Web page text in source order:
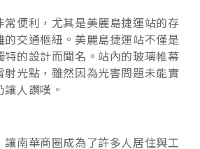
常便利，尤其是美麗島捷運站的存
交通樞紐。美麗島捷運站不僅是
特的設計而聞名。站內的玻璃帷幕
射光點，雖然因為光害問題未能實
人讚嘆。
南華商圈成為了許多人居住與工